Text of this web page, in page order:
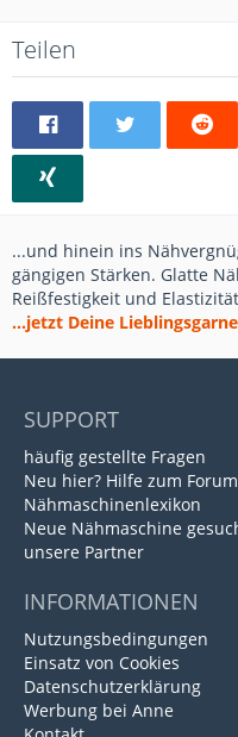
Teilen
...und hinein ins
gängigen Stärken. Glatte
Reißfestigkeit und
...jetzt Deine
SUPPORT
häufig gestellte Fragen
Neu hier? Hilfe zum Forum
Nähmaschinenlexikon
Neue Nähmaschine
unsere Partner
INFORMATIONEN
Nutzungsbedingungen
Einsatz von Cookies
Datenschutzerklärung
Werbung bei Anne